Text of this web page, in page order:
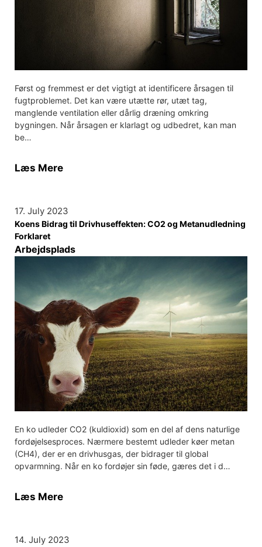
Først og fremmest er det vigtigt at identificere årsagen til
fugtproblemet. Det kan være utætte rør, utæt tag,
manglende ventilation eller dårlig dræning omkring
bygningen. Når årsagen er klarlagt og udbedret, kan man
be…
Læs Mere
17. July 2023
Koens Bidrag til Drivhuseffekten: CO2 og Metanudledning
Forklaret
Arbejdsplads
En ko udleder CO2 (kuldioxid) som en del af dens naturlige
fordøjelsesproces. Nærmere bestemt udleder køer metan
(CH4), der er en drivhusgas, der bidrager til global
opvarmning. Når en ko fordøjer sin føde, gæres det i d…
Læs Mere
14. July 2023